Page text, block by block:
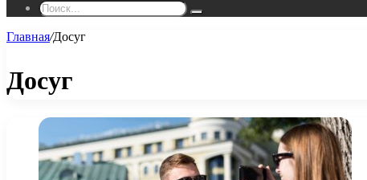
Поиск...
Главная/Досуг
Досуг